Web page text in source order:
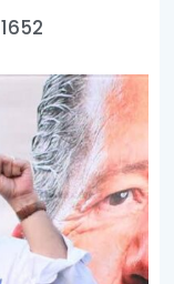
1652